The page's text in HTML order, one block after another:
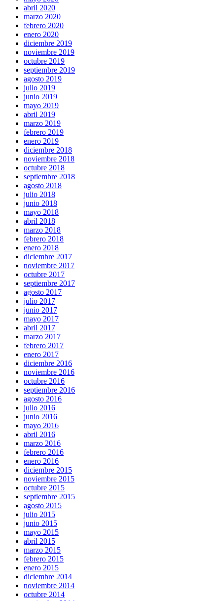
abril 2020
marzo 2020
febrero 2020
enero 2020
diciembre 2019
noviembre 2019
octubre 2019
septiembre 2019
agosto 2019
julio 2019
junio 2019
mayo 2019
abril 2019
marzo 2019
febrero 2019
enero 2019
diciembre 2018
noviembre 2018
octubre 2018
septiembre 2018
agosto 2018
julio 2018
junio 2018
mayo 2018
abril 2018
marzo 2018
febrero 2018
enero 2018
diciembre 2017
noviembre 2017
octubre 2017
septiembre 2017
agosto 2017
julio 2017
junio 2017
mayo 2017
abril 2017
marzo 2017
febrero 2017
enero 2017
diciembre 2016
noviembre 2016
octubre 2016
septiembre 2016
agosto 2016
julio 2016
junio 2016
mayo 2016
abril 2016
marzo 2016
febrero 2016
enero 2016
diciembre 2015
noviembre 2015
octubre 2015
septiembre 2015
agosto 2015
julio 2015
junio 2015
mayo 2015
abril 2015
marzo 2015
febrero 2015
enero 2015
diciembre 2014
noviembre 2014
octubre 2014